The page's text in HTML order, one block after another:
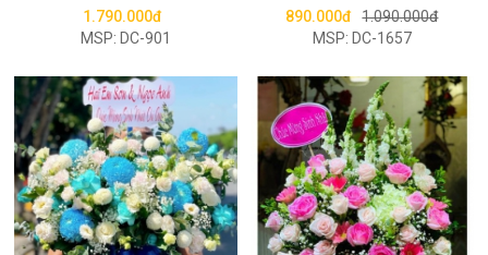
1.790.000đ
MSP: DC-901
890.000đ 1.090.000đ
MSP: DC-1657